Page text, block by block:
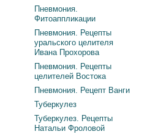
Пневмония.
Фитоаппликации
Пневмония. Рецепты
уральского целителя
Ивана Прохорова
Пневмония. Рецепты
целителей Востока
Пневмония. Рецепт Ванги
Туберкулез
Туберкулез. Рецепты
Натальи Фроловой